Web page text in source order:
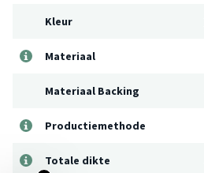
Kleur
Materiaal
Materiaal Backing
Productiemethode
Totale dikte